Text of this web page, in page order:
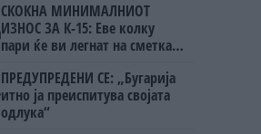
на бизнисменот Марковски
СКОКНА МИНИМАЛНИОТ
ИЗНОС ЗА К-15: Еве колку
пари ќе ви легнат на сметка
ПРЕДУПРЕДЕНИ СЕ: „Бугарија
итно ја преиспитува својата
одлука“